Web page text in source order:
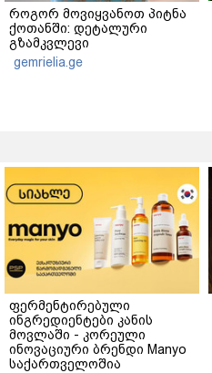
როგორ მოვიყვანოთ პიტნა
ქოთანში: დეტალური
გზამკვლევი
gemrielia.ge
ფერმენტირებული
ინგრედიენტები კანის
მოვლაში - კორეული
ინოვაციური ბრენდი Manyo
საქართველოშია